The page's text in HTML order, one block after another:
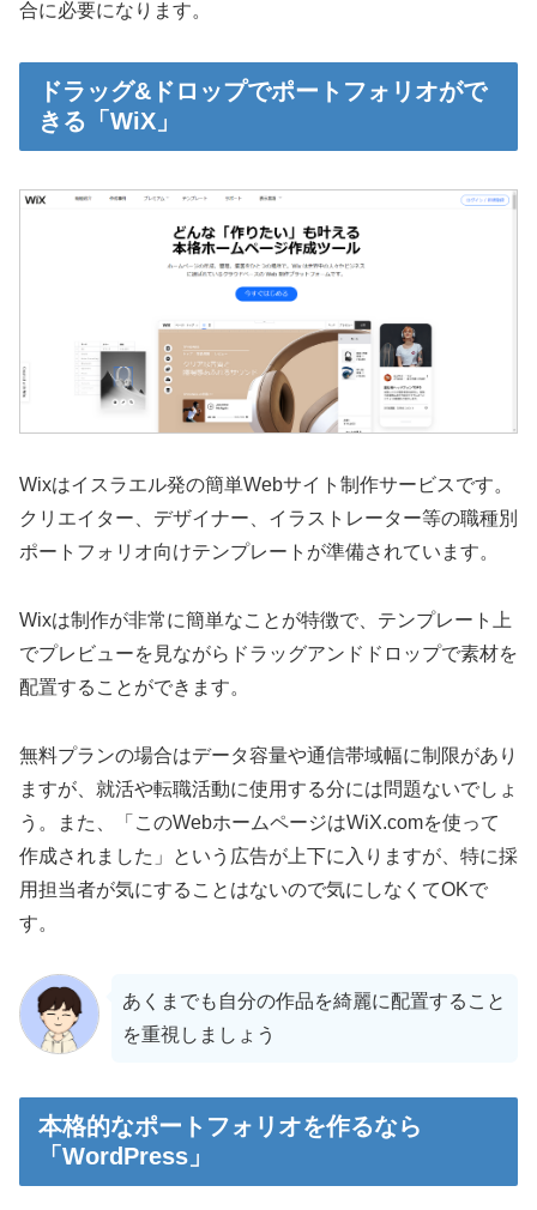
合に必要になります。
ドラッグ&ドロップでポートフォリオがで
きる「WiX」
Wixはイスラエル発の簡単Webサイト制作サービスです。
クリエイター、デザイナー、イラストレーター等の職種別
ポートフォリオ向けテンプレートが準備されています。
Wixは制作が非常に簡単なことが特徴で、テンプレート上
でプレビューを見ながらドラッグアンドドロップで素材を
配置することができます。
無料プランの場合はデータ容量や通信帯域幅に制限があり
ますが、就活や転職活動に使用する分には問題ないでしょ
う。また、「このWebホームページはWiX.comを使って
作成されました」という広告が上下に入りますが、特に採
用担当者が気にすることはないので気にしなくてOKで
す。
あくまでも自分の作品を綺麗に配置すること
を重視しましょう
本格的なポートフォリオを作るなら
「WordPress」